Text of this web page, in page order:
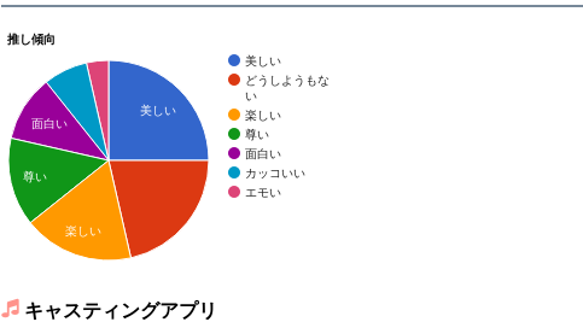
推し傾向
美しい
どうしようもな
い
楽しい
尊い
面白い
カッコいい
エモい
美しい
面白い
尊い
楽しい
キャスティングアプリ